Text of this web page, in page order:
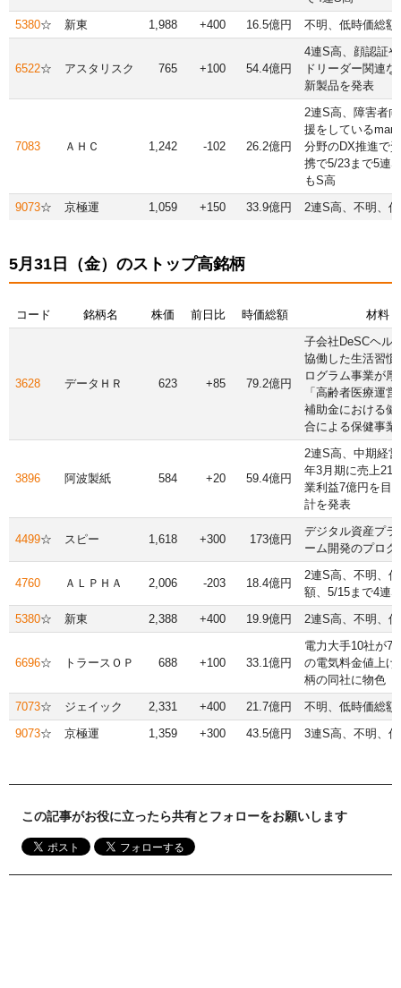
5380☆ 新東 1,988 +400 16.5億円 不明、低時価総額
6522☆ アスタリスク 765 +100 54.4億円
4連S高、顔認証
ドリーダー関連
新製品を発表
7083 ＡＨＣ 1,242 -102 26.2億円
2連S高、障害者
援をしている
分野のDX推進で
携で5/23まで5連
もS高
9073☆ 京極運 1,059 +150 33.9億円 2連S高、不明、
5月31日（金）のストップ高銘柄
コード 銘柄名 株価 前日比 時価総額 材料
3628 データＨＲ 623 +85 79.2億円
子会社DeSCヘル
協働した生活習慣
ログラム事業が厚
「高齢者医療運
補助金における健
合による保健事業
3896 阿波製紙 584 +20 59.4億円
2連S高、中期経
年3月期に売上
業利益7億円を目
計を発表
4499☆ スピー 1,618 +300 173億円
デジタル資産プラ
ーム開発のプログ
4760 ＡＬＰＨＡ 2,006 -203 18.4億円
2連S高、不明、
額、5/15まで4連
5380☆ 新東 2,388 +400 19.9億円 2連S高、不明、
6696☆ トラースＯＰ 688 +100 33.1億円
電力大手10社が7
の電気料金値上げ
柄の同社に物色
7073☆ ジェイック 2,331 +400 21.7億円
不明、低時価総額
9073☆ 京極運 1,359 +300 43.5億円 3連S高、不明、
この記事がお役に立ったら共有とフォローをお願いします